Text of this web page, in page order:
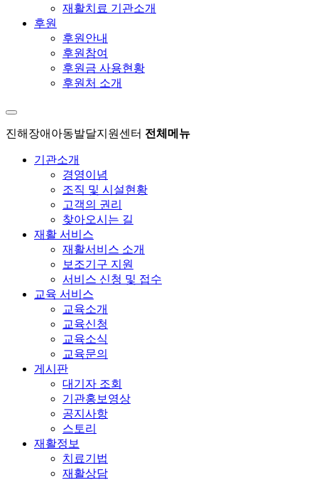
재활치료 기관소개
후원
후원안내
후원참여
후원금 사용현황
후원처 소개
진해장애아동발달지원센터 전체메뉴
기관소개
경영이념
조직 및 시설현황
고객의 권리
찾아오시는 길
재활 서비스
재활서비스 소개
보조기구 지원
서비스 신청 및 접수
교육 서비스
교육소개
교육신청
교육소식
교육문의
게시판
대기자 조회
기관홍보영상
공지사항
스토리
재활정보
치료기법
재활상담